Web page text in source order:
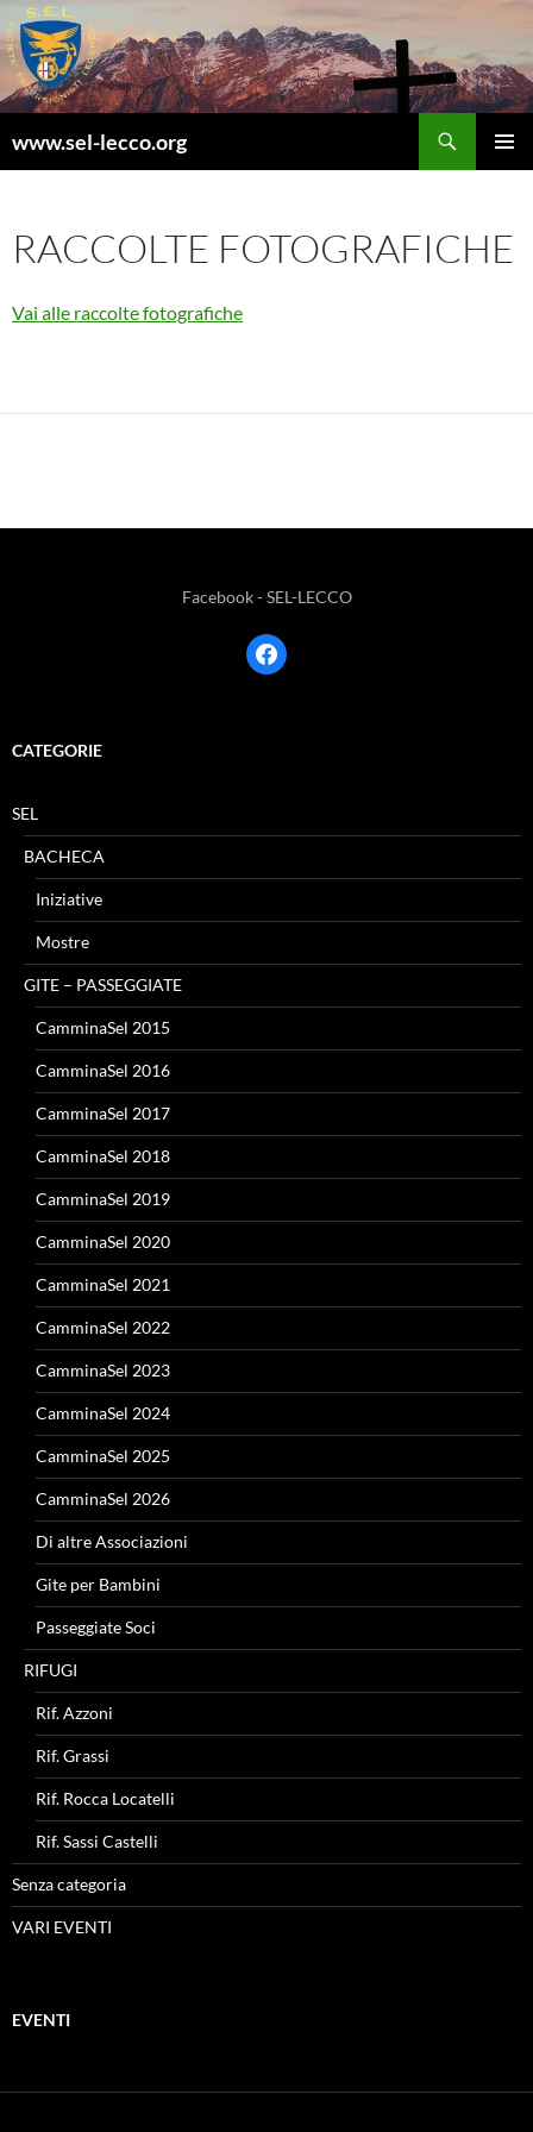
Vai
al
contenuto
www.sel-lecco.org
RACCOLTE FOTOGRAFICHE
Vai alle raccolte fotografiche
Facebook - SEL-LECCO
facebook
CATEGORIE
SEL
BACHECA
Iniziative
Mostre
GITE – PASSEGGIATE
CamminaSel 2015
CamminaSel 2016
CamminaSel 2017
CamminaSel 2018
CamminaSel 2019
CamminaSel 2020
CamminaSel 2021
CamminaSel 2022
CamminaSel 2023
CamminaSel 2024
CamminaSel 2025
CamminaSel 2026
Di altre Associazioni
Gite per Bambini
Passeggiate Soci
RIFUGI
Rif. Azzoni
Rif. Grassi
Rif. Rocca Locatelli
Rif. Sassi Castelli
Senza categoria
VARI EVENTI
EVENTI